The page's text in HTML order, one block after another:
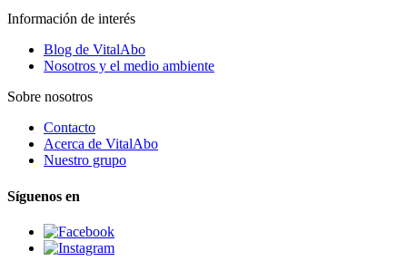
Información de interés
Blog de VitalAbo
Nosotros y el medio ambiente
Sobre nosotros
Contacto
Acerca de VitalAbo
Nuestro grupo
Síguenos en